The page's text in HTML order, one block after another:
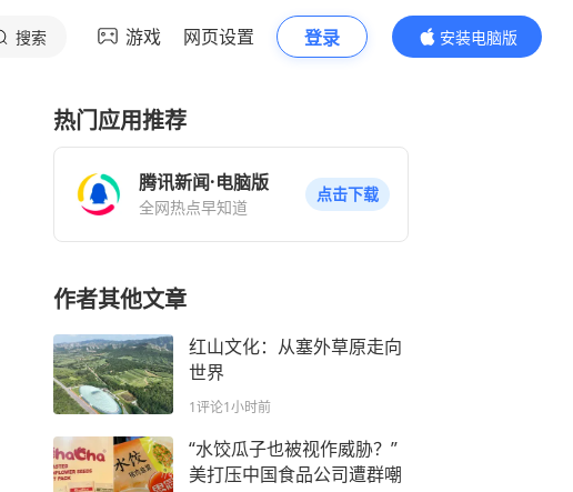
搜索 游戏 网页设置 登录
安装电脑版
内容更精彩
热门应用推荐
腾讯新闻·电脑版
全网热点早知道
点击下载
作者其他文章
红山文化：从塞外草原走向
世界
1评论1小时前
“水饺瓜子也被视作威胁？”
美打压中国食品公司遭群嘲